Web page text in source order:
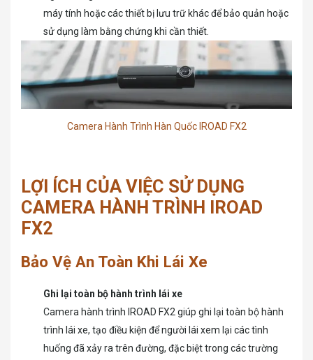
máy tính hoặc các thiết bị lưu trữ khác để bảo quản hoặc
sử dụng làm bằng chứng khi cần thiết.
Camera Hành Trình Hàn Quốc IROAD FX2
LỢI ÍCH CỦA VIỆC SỬ DỤNG
CAMERA HÀNH TRÌNH IROAD
FX2
Bảo Vệ An Toàn Khi Lái Xe
Ghi lại toàn bộ hành trình lái xe
Camera hành trình IROAD FX2 giúp ghi lại toàn bộ hành
trình lái xe, tạo điều kiện để người lái xem lại các tình
huống đã xảy ra trên đường, đặc biệt trong các trường